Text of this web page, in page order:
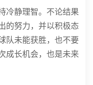
冷静理智。不论结果
的努力，并以积极态
队未能获胜，也不要
成长机会，也是未来